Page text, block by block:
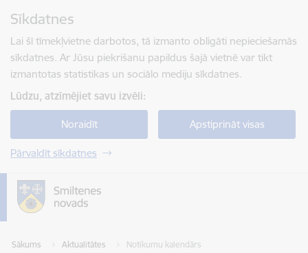
Sīkdatnes
Lai šī tīmekļvietne darbotos, tā izmanto obligāti nepieciešamās
sīkdatnes. Ar Jūsu piekrišanu papildus šajā vietnē var tikt
izmantotas statistikas un sociālo mediju sīkdatnes.
Lūdzu, atzīmējiet savu izvēli:
Noraidīt Apstiprināt visas
Pārvaldīt sīkdatnes
Sākums Aktualitātes Notikumu kalendārs